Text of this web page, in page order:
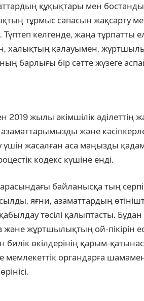
құқықтары мен
тұрмыс сапасын жақсарту
келгенде, жаңа тұрпатты
халықтың қалауымен,
барлығы бір сәтте жүзеге
2019 жылы әкімшілік әділеттің
және
үшін жасалған аса маңызды
кодекс күшіне енді.
байланысқа тың
яғни, азаматтардың
тәсілі қалыптасты.
және жұртшылықтың ой-пікірін
өкілдерінің қарым-
мемлекеттік органдарға